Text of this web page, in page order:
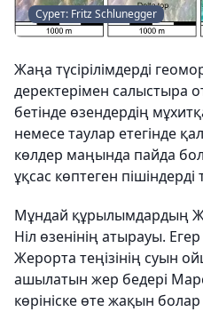
Сурет: Fritz Schlunegger
Жаңа түсірілімдерді
деректерімен салыстыра
бетінде өзендердің
немесе таулар етегінде
көлдер маңында пайда
ұқсас көптеген пішіндерді
Мұндай құрылымдардың
Ніл өзенінің атырауы.
Жерорта теңізінің суын
ашылатын жер бедері
көрініске өте жақын болар